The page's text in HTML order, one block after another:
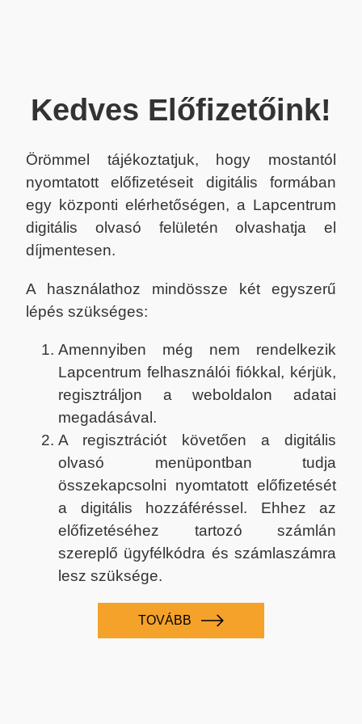
Kedves Előfizetőink!
Örömmel tájékoztatjuk, hogy mostantól
nyomtatott előfizetéseit digitális formában
egy központi elérhetőségen, a Lapcentrum
digitális olvasó felületén olvashatja el
díjmentesen.
A használathoz mindössze két egyszerű
lépés szükséges:
Amennyiben még nem rendelkezik
Lapcentrum felhasználói fiókkal, kérjük,
regisztráljon a weboldalon adatai
megadásával.
A regisztrációt követően a digitális
olvasó menüpontban tudja
összekapcsolni nyomtatott előfizetését
a digitális hozzáféréssel. Ehhez az
előfizetéséhez tartozó számlán
szereplő ügyfélkódra és számlaszámra
lesz szüksége.
TOVÁBB